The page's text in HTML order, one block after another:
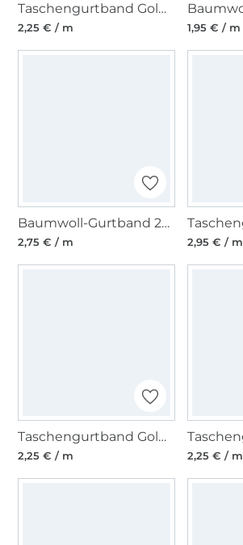
Taschengurtband Goldfäden 40mm, altflieder
2,25 € / m 1,95 € / m
Baumwoll-Gurtband 25 mm, rot
2,75 € / m 2,95 € / m
Taschengurtband Goldfäden 40mm, grau
2,25 € / m 2,25 € / m